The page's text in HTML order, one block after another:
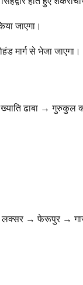
जाएगा।
मार्ग से भेजा जाएगा।
ढाबा → गुरुकुल
→ फेरूपुर →